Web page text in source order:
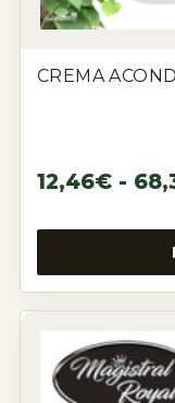
CREMA
12,46€ -